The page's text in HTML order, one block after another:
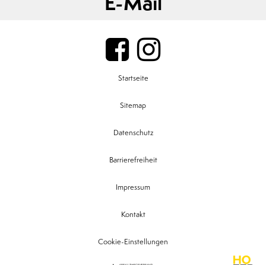
Startseite
Sitemap
Datenschutz
Barrierefreiheit
Impressum
Kontakt
Cookie-Einstellungen